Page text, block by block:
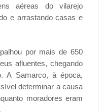
aéreas do vilarejo
e arrastando casas e
por mais de 650
afluentes, chegando
A Samarco, à época,
determinar a causa
moradores eram